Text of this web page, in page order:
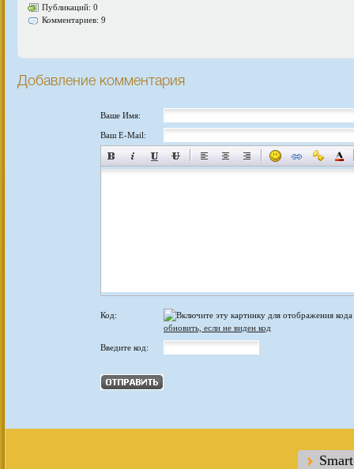
Публикаций: 0
Комментариев: 9
Добавление комментария
Ваше Имя:
Ваш E-Mail:
Код:
обновить, если не виден код
Введите код: